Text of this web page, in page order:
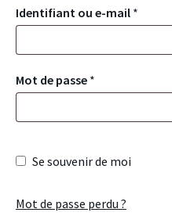
Identifiant ou e-mail *
Mot de passe *
Se souvenir de moi
Mot de passe perdu ?